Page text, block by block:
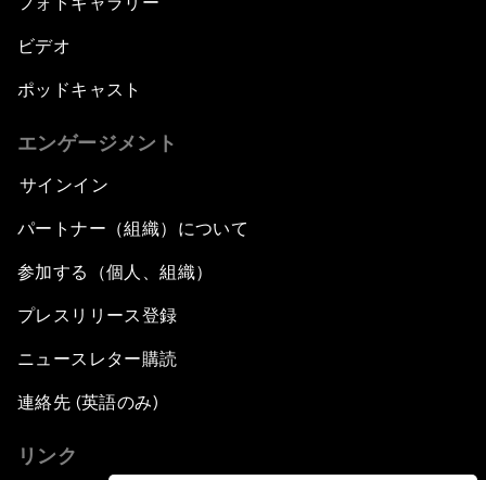
ビデオ
ポッドキャスト
エンゲージメント
サインイン
パートナー（組織）について
参加する（個人、組織）
プレスリリース登録
ニュースレター購読
連絡先 (英語のみ)
リンク